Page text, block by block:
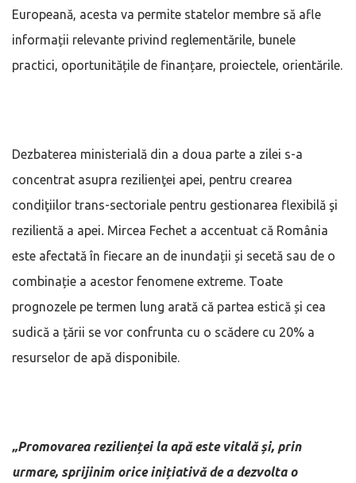
Europeană, acesta va permite statelor membre să afle
informații relevante privind reglementările, bunele
practici, oportunitățile de finanțare, proiectele, orientările.
Dezbaterea ministerială din a doua parte a zilei s-a
concentrat asupra rezilienţei apei, pentru crearea
condiţiilor trans-sectoriale pentru gestionarea flexibilă şi
rezilientă a apei. Mircea Fechet a accentuat că România
este afectată în fiecare an de inundații și secetă sau de o
combinație a acestor fenomene extreme. Toate
prognozele pe termen lung arată că partea estică și cea
sudică a țării se vor confrunta cu o scădere cu 20% a
resurselor de apă disponibile.
„Promovarea rezilienței la apă este vitală și, prin
urmare, sprijinim orice inițiativă de a dezvolta o